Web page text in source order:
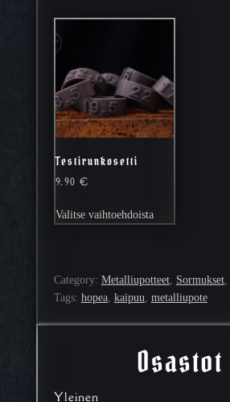
Osastot
Yleinen
Testirunkosetti
9,90€
Valitse vaihtoehdoistatuotteella
muunnelma.
Voit
valinnat
sivulla.
Category: Metalliupotteet, Sormukset,
Tags: hopea, kaipuu, metalliupote